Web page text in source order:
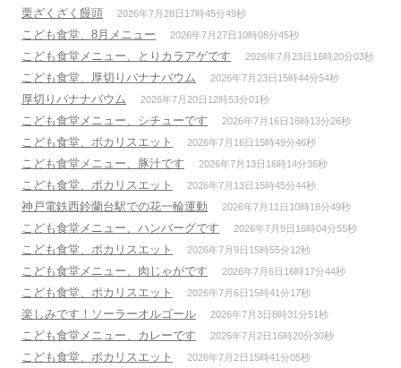
栗ざくざく饅頭 2026年7月28日17時45分49秒
こども食堂、8月メニュー 2026年7月27日10時08分45秒
こども食堂メニュー、とりカラアゲです 2026年7月23日16時20分03秒
こども食堂、厚切りバナナバウム 2026年7月23日15時44分54秒
厚切りバナナバウム 2026年7月20日12時53分01秒
こども食堂メニュー、シチューです 2026年7月16日16時13分26秒
こども食堂、ポカリスエット 2026年7月16日15時49分46秒
こども食堂メニュー、豚汁です 2026年7月13日16時14分36秒
こども食堂、ポカリスエット 2026年7月13日15時45分44秒
神戸電鉄西鈴蘭台駅での花一輪運動 2026年7月11日10時18分49秒
こども食堂メニュー、ハンバーグです 2026年7月9日16時04分55秒
こども食堂、ポカリスエット 2026年7月9日15時55分12秒
こども食堂メニュー、肉じゃがです 2026年7月6日16時17分44秒
こども食堂、ポカリスエット 2026年7月6日15時41分17秒
楽しみです！ソーラーオルゴール 2026年7月3日8時31分51秒
こども食堂メニュー、カレーです 2026年7月2日16時20分30秒
こども食堂、ポカリスエット 2026年7月2日15時41分05秒